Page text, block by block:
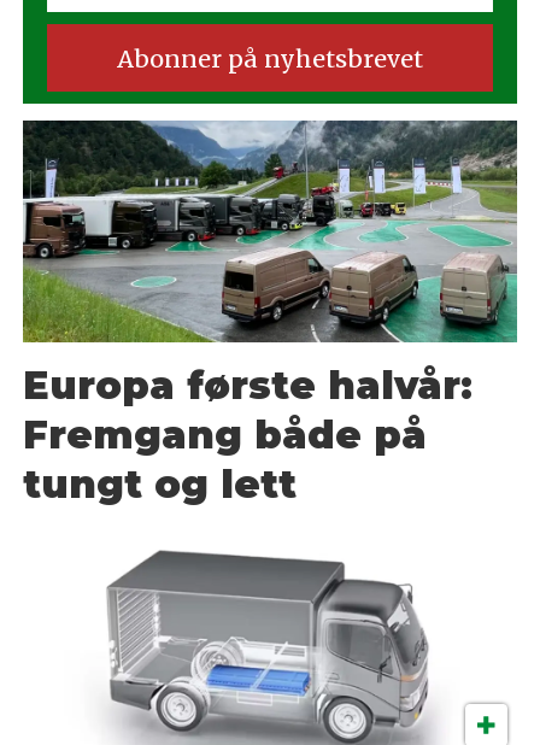
Europa første halvår:
Fremgang både på
tungt og lett